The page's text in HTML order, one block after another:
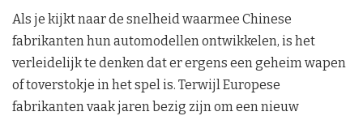
Als je kijkt naar de snelheid waarmee Chinese
fabrikanten hun automodellen ontwikkelen, is het
verleidelijk te denken dat er ergens een geheim wapen
of toverstokje in het spel is. Terwijl Europese
fabrikanten vaak jaren bezig zijn om een nieuw